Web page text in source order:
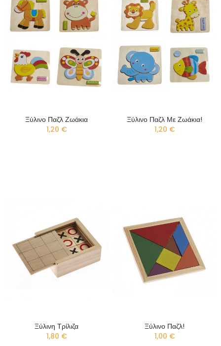
Ξύλινο Παζλ Ζωάκια
1,20 €
Ξύλινο Παζλ Με Ζωάκια!
1,20 €
Ξύλινη Τρίλιζα
1,80 €
Ξύλινο Παζλ!
1,00 €